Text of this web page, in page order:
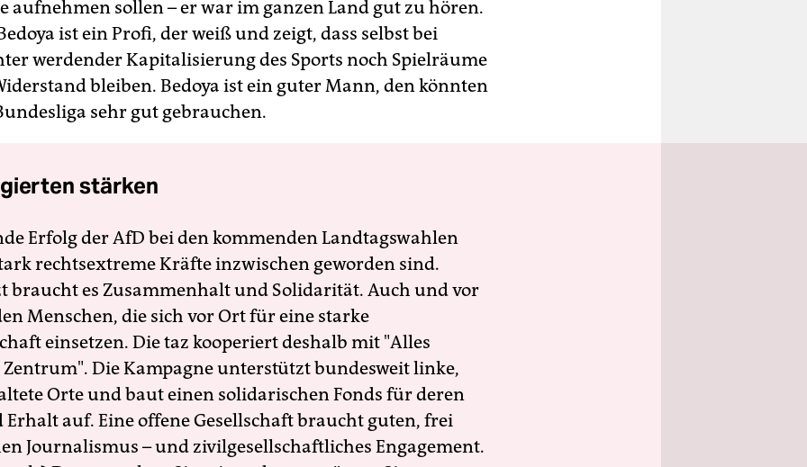
aufnehmen sollen – er war im ganzen Land gut zu hören.
ist ein Profi, der weiß und zeigt, dass selbst bei
werdender Kapitalisierung des Sports noch Spielräume
bleiben. Bedoya ist ein guter Mann, den könnten
sehr gut gebrauchen.
stärken
Erfolg der AfD bei den kommenden Landtagswahlen
rechtsextreme Kräfte inzwischen geworden sind.
braucht es Zusammenhalt und Solidarität. Auch und vor
Menschen, die sich vor Ort für eine starke
einsetzen. Die taz kooperiert deshalb mit "Alles
Die Kampagne unterstützt bundesweit linke,
Orte und baut einen solidarischen Fonds für deren
Erhalt auf. Eine offene Gesellschaft braucht guten, frei
Journalismus – und zivilgesellschaftliches Engagement.